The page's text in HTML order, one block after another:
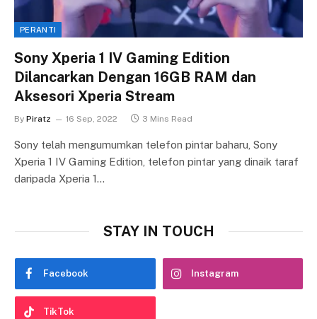
PERANTI
Sony Xperia 1 IV Gaming Edition
Dilancarkan Dengan 16GB RAM dan
Aksesori Xperia Stream
By Piratz 16 Sep, 2022 3 Mins Read
Sony telah mengumumkan telefon pintar baharu, Sony
Xperia 1 IV Gaming Edition, telefon pintar yang dinaik taraf
daripada Xperia 1…
STAY IN TOUCH
Facebook Instagram
TikTok